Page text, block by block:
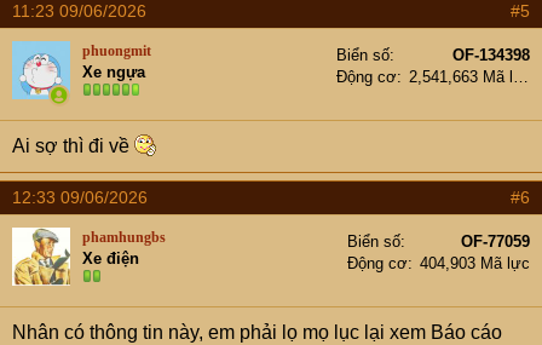
11:23 09/06/2026 #5
phuongmit
Xe ngựa
Biển số
OF-134398
Động cơ
2,541,663 Mã lực
Ai sợ thì đi về
12:33 09/06/2026 #6
phamhungbs
Xe điện
Biển số
OF-77059
Động cơ
404,903 Mã lực
Nhân có thông tin này, em phải lọ mọ lục lại xem Báo cáo